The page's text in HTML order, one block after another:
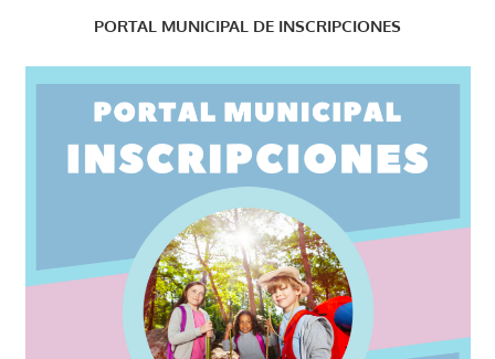
PORTAL MUNICIPAL DE INSCRIPCIONES